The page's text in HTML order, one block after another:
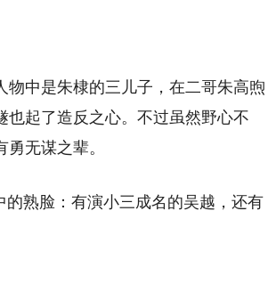
物中是朱棣的三儿子，在二哥朱高煦
也起了造反之心。不过虽然野心不
无谋之辈。